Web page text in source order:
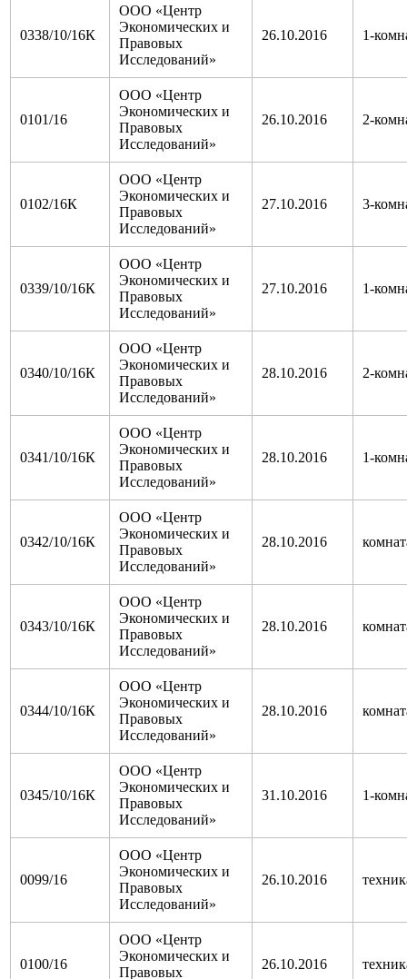
0338/10/16К
ООО «Центр
Экономических и
Правовых
Исследований»
26.10.2016 1-
0101/16
ООО «Центр
Экономических и
Правовых
Исследований»
26.10.2016 2-
0102/16К
ООО «Центр
Экономических и
Правовых
Исследований»
27.10.2016 3-
0339/10/16К
ООО «Центр
Экономических и
Правовых
Исследований»
27.10.2016 1-
0340/10/16К
ООО «Центр
Экономических и
Правовых
Исследований»
28.10.2016 2-
0341/10/16К
ООО «Центр
Экономических и
Правовых
Исследований»
28.10.2016 1-
0342/10/16К
ООО «Центр
Экономических и
Правовых
Исследований»
28.10.2016
0343/10/16К
ООО «Центр
Экономических и
Правовых
Исследований»
28.10.2016
0344/10/16К
ООО «Центр
Экономических и
Правовых
Исследований»
28.10.2016
0345/10/16К
ООО «Центр
Экономических и
Правовых
Исследований»
31.10.2016 1-
0099/16
ООО «Центр
Экономических и
Правовых
Исследований»
26.10.2016
0100/16
ООО «Центр
Экономических и
Правовых
26.10.2016